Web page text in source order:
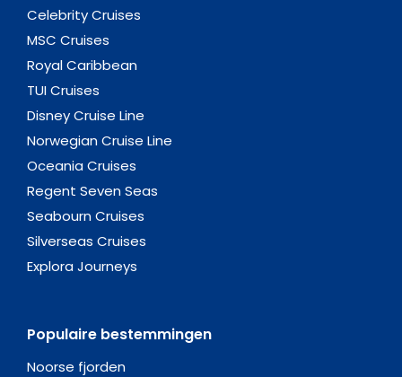
Celebrity Cruises
MSC Cruises
Royal Caribbean
TUI Cruises
Disney Cruise Line
Norwegian Cruise Line
Oceania Cruises
Regent Seven Seas
Seabourn Cruises
Silverseas Cruises
Explora Journeys
Populaire bestemmingen
Noorse fjorden